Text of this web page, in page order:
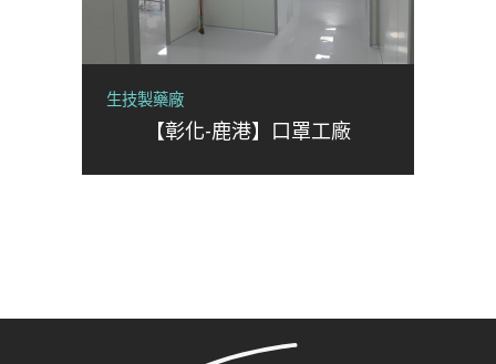
生技製藥廠
【彰化-鹿港】口罩工廠